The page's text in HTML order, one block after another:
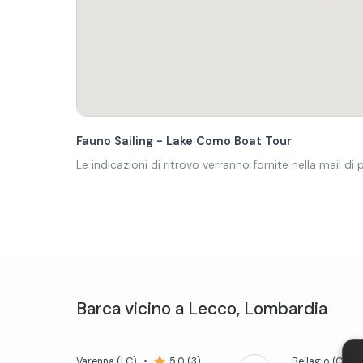
Fauno Sailing - Lake Como Boat Tour
Le indicazioni di ritrovo verranno fornite nella mail di
Barcavicino a Lecco, Lombardia